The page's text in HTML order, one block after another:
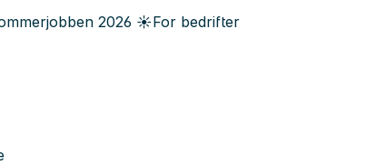
2026 ☀️For bedrifter